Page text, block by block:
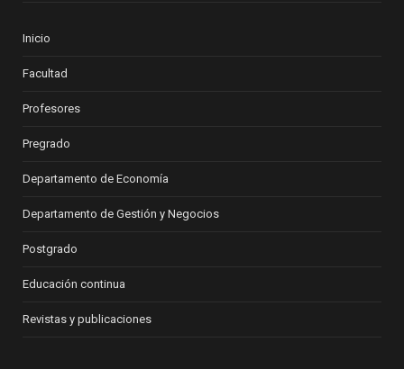
Inicio
Facultad
Profesores
Pregrado
Departamento de Economía
Departamento de Gestión y Negocios
Postgrado
Educación continua
Revistas y publicaciones